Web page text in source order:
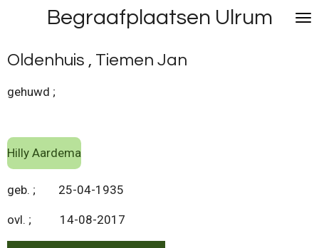
naar
de
hoofdinhoud
Begraafplaatsen Ulrum
Oldenhuis , Tiemen Jan
gehuwd ;
Hilly Aardema
geb. ; 25-04-1935
ovl. ; 14-08-2017